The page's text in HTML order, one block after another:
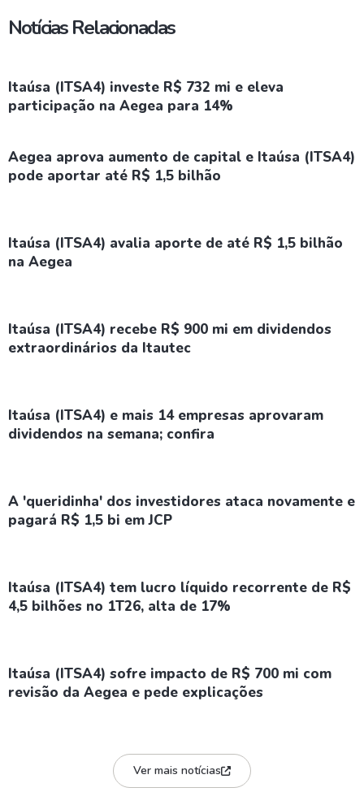
Notícias Relacionadas
Itaúsa (ITSA4) investe R$ 732 mi e eleva
participação na Aegea para 14%
Aegea aprova aumento de capital e Itaúsa (ITSA4)
pode aportar até R$ 1,5 bilhão
Itaúsa (ITSA4) avalia aporte de até R$ 1,5 bilhão
na Aegea
Itaúsa (ITSA4) recebe R$ 900 mi em dividendos
extraordinários da Itautec
Itaúsa (ITSA4) e mais 14 empresas aprovaram
dividendos na semana; confira
A 'queridinha' dos investidores ataca novamente e
pagará R$ 1,5 bi em JCP
Itaúsa (ITSA4) tem lucro líquido recorrente de R$
4,5 bilhões no 1T26, alta de 17%
Itaúsa (ITSA4) sofre impacto de R$ 700 mi com
revisão da Aegea e pede explicações
Ver mais notícias